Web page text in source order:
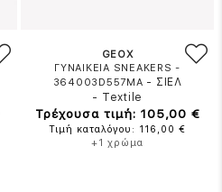
GEOX
ΓΥΝΑΙΚΕΙΑ SNEAKERS -
364003D557MA - ΣΙΕΛ
- Textile
Τρέχουσα τιμή: 105,00 €
Τιμή καταλόγου: 116,00 €
+1 χρώμα